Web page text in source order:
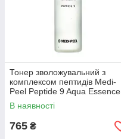
Тонер зволожувальний з
комплексом пептидів Medi-
Peel Peptide 9 Aqua Essence
Toner 250 ml
В наявності
765 ₴